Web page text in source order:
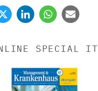
SPECIAL IT